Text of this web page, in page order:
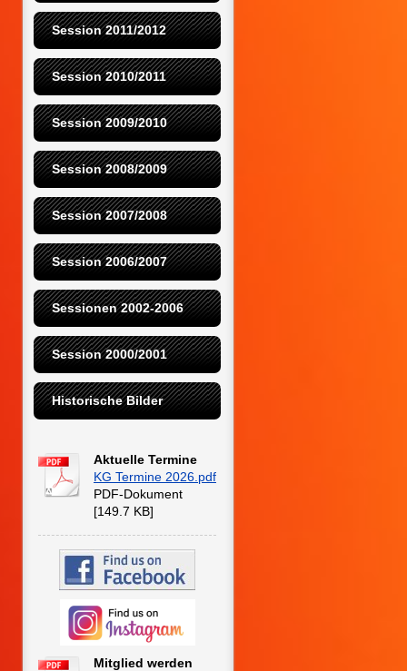
Session 2011/2012
Session 2010/2011
Session 2009/2010
Session 2008/2009
Session 2007/2008
Session 2006/2007
Sessionen 2002-2006
Session 2000/2001
Historische Bilder
Aktuelle Termine
KG Termine 2026.pdf
PDF-Dokument
[149.7 KB]
Mitglied werden